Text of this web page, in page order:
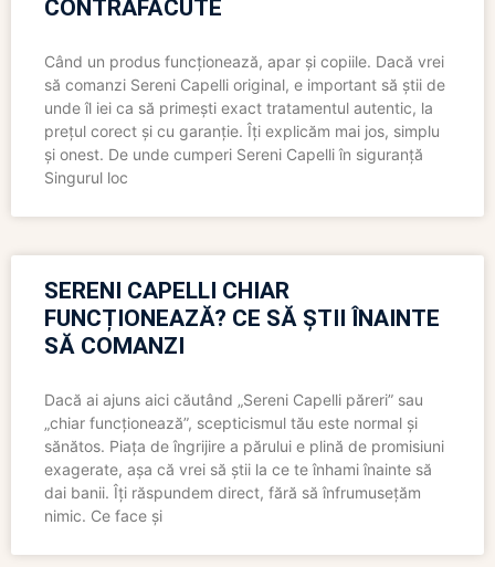
CONTRAFĂCUTE
Când un produs funcționează, apar și copiile. Dacă vrei
să comanzi Sereni Capelli original, e important să știi de
unde îl iei ca să primești exact tratamentul autentic, la
prețul corect și cu garanție. Îți explicăm mai jos, simplu
și onest. De unde cumperi Sereni Capelli în siguranță
Singurul loc
SERENI CAPELLI CHIAR
FUNCȚIONEAZĂ? CE SĂ ȘTII ÎNAINTE
SĂ COMANZI
Dacă ai ajuns aici căutând „Sereni Capelli păreri” sau
„chiar funcționează”, scepticismul tău este normal și
sănătos. Piața de îngrijire a părului e plină de promisiuni
exagerate, așa că vrei să știi la ce te înhami înainte să
dai banii. Îți răspundem direct, fără să înfrumusețăm
nimic. Ce face și